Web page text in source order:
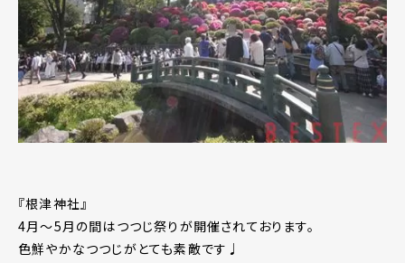
『根津神社』
4月～5月の間はつつじ祭りが開催されております。
色鮮やかなつつじがとても素敵です♩